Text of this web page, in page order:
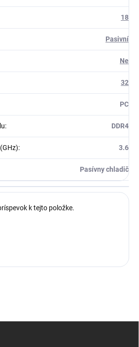
18
Pasivní
Ne
32
PC
: DDR4
: 3.6
Pasívny chladič
k tejto položke.